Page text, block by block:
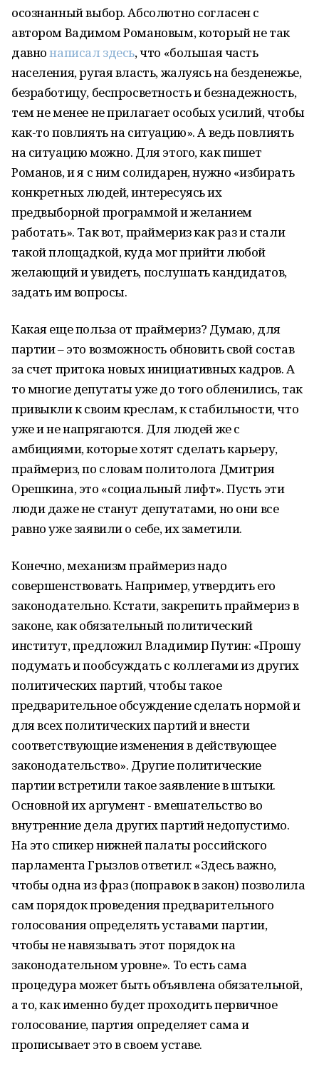
осознанный выбор. Абсолютно согласен с
автором Вадимом Романовым, который не так
давнонаписал здесь, что «большая часть
населения, ругая власть, жалуясь на безденежье,
безработицу, беспросветность и безнадежность,
тем не менее не прилагает особых усилий, чтобы
как-то повлиять на ситуацию». А ведь повлиять
на ситуацию можно. Для этого, как пишет
Романов, и я с ним солидарен, нужно «избирать
конкретных людей, интересуясь их
предвыборной программой и желанием
работать». Так вот, праймериз как раз и стали
такой площадкой, куда мог прийти любой
желающий и увидеть, послушать кандидатов,
задать им вопросы.
Какая еще польза от праймериз? Думаю, для
партии – это возможность обновить свой состав
за счет притока новых инициативных кадров. А
то многие депутаты уже до того обленились, так
привыкли к своим креслам, к стабильности, что
уже и не напрягаются. Для людей же с
амбициями, которые хотят сделать карьеру,
праймериз, по словам политолога Дмитрия
Орешкина, это «социальный лифт». Пусть эти
люди даже не станут депутатами, но они все
равно уже заявили о себе, их заметили.
Конечно, механизм праймериз надо
совершенствовать. Например, утвердить его
законодательно. Кстати, закрепить праймериз в
законе, как обязательный политический
институт, предложил Владимир Путин: «Прошу
подумать и пообсуждать с коллегами из других
политических партий, чтобы такое
предварительное обсуждение сделать нормой и
для всех политических партий и внести
соответствующие изменения в действующее
законодательство». Другие политические
партии встретили такое заявление в штыки.
Основной их аргумент - вмешательство во
внутренние дела других партий недопустимо.
На это спикер нижней палаты российского
парламента Грызлов ответил: «Здесь важно,
чтобы одна из фраз (поправок в закон) позволила
сам порядок проведения предварительного
голосования определять уставами партии,
чтобы не навязывать этот порядок на
законодательном уровне». То есть сама
процедура может быть объявлена обязательной,
а то, как именно будет проходить первичное
голосование, партия определяет сама и
прописывает это в своем уставе.